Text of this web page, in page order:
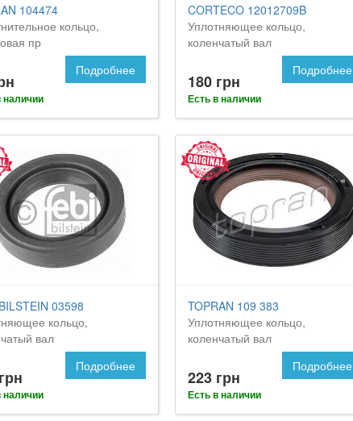
104474
кольцо,
пр
наличии
Подробнее
CORTECO 12012709B
Уплотняющее кольцо,
коленчатый вал
180 грн
Есть в наличии
Подробнее
03598
кольцо,
вал
наличии
Подробнее
TOPRAN 109 383
Уплотняющее кольцо,
коленчатый вал
223 грн
Есть в наличии
Подробнее